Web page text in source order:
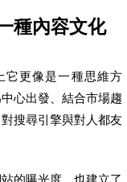
種內容文化
它更像是一種思維方
心出發、結合市場趨
搜尋引擎與對人都友
的曝光度，也建立了